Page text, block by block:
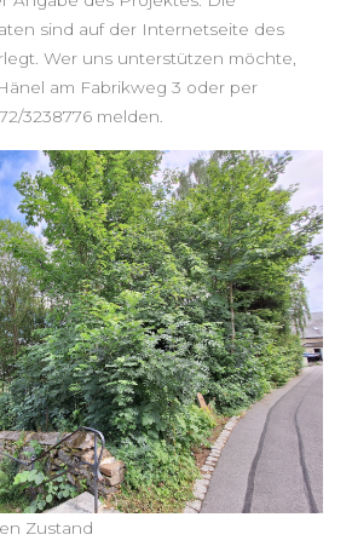
sind auf der Internetseite des
Wer uns unterstützen möchte,
am Fabrikweg 3 oder per
3238776 melden.
Zustand